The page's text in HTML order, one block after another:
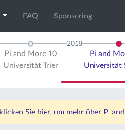
FAQ Sponsoring
Pi and More 10
Universität Trier
2018
Pi and
Universität
Sie hier, um mehr über Pi